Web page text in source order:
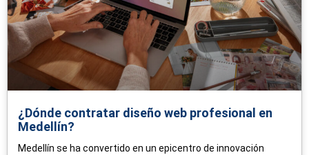
¿Dónde contratar diseño web profesional en
Medellín?
Medellín se ha convertido en un epicentro de innovación